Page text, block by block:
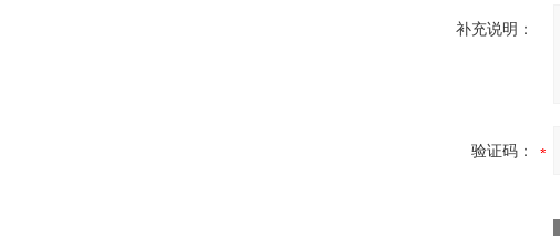
补充说明：
验证码：